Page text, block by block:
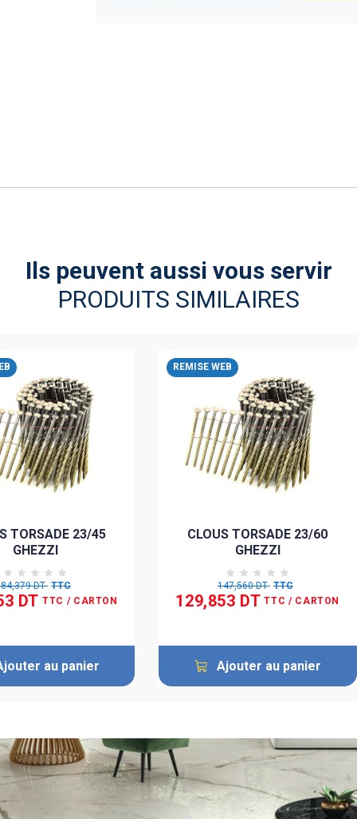
Ils peuvent aussi vous servir
PRODUITS SIMILAIRES
TORSADE 23/45
GHEZZI
DT TTC
DT TTC / CARTON
au panier
REMISE WEB
CLOUS TORSADE 23/60
GHEZZI
147,560 DT TTC
129,853 DT TTC / CARTON
Ajouter au panier